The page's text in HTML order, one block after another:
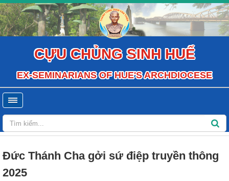
CỰU CHỦNG SINH HUẾ
EX-SEMINARIANS OF HUE'S ARCHDIOCESE
Đức Thánh Cha gởi sứ điệp truyền thông
2025